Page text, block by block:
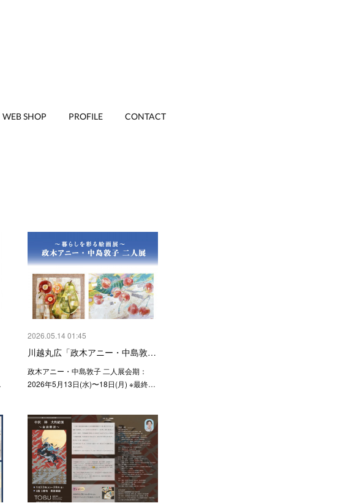
WEB SHOP PROFILE CONTACT
2026.05.14 01:45
川越丸広「政木アニー・中島敦…
政木アニー・中島敦子 二人展会期：
2026年5月13日(水)〜18日(月) ※最終…